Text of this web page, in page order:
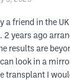
a friend in the
2 years ago
results are
look in a
transplant I